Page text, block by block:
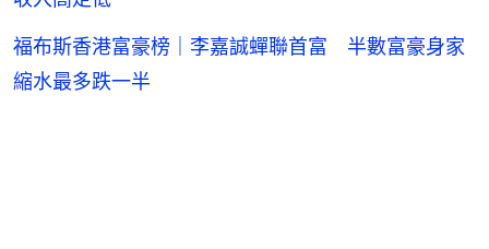
福布斯香港富豪榜｜李嘉誠蟬聯首富 半數富豪身家
縮水最多跌一半